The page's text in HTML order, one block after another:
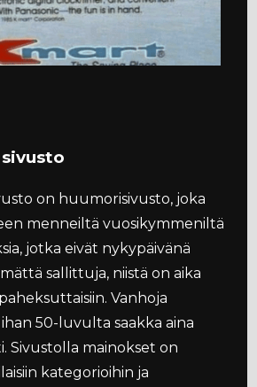
on huumorisivusto, joka
menneiltä vuosikymmeniltä
jotka eivät nykypäivänä
sallittuja, niistä on aika
Vanhoja
50-luvulta saakka aina
Sivustolla mainokset on
kategorioihin ja